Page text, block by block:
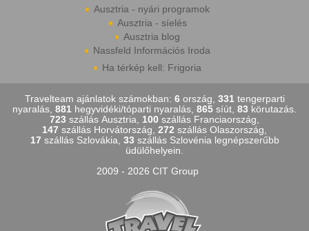
Ausztria - nyári programok
Ausztria - síelés
Ausztria blog
Nassfeld Információs Iroda
Ha térkép kell: Frigoria
Travelteam ajánlatok számokban: 6ország, 331 tengerparti
nyaralás, 881 hegyvidéki/tóparti nyaralás, 865 síút, 83 körutazás.
723 szállás Ausztria, 100 szállás Franciaország,
147 szállás Horvátország, 272 szállás Olaszország,
17 szállás Szlovákia, 33 szállás Szlovénia legnépszerűbb
üdülőhelyein.
2009 - 2026 CIT Group